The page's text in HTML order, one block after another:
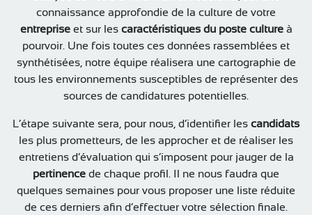
connaissance approfondie de la culture de votre
entrepriseet sur les caractéristiques du poste cultureà
pourvoir. Une fois toutes ces données rassemblées et
synthétisées, notre équipe réalisera une cartographie de
tous les environnements susceptibles de représenter des
sources de candidatures potentielles.
L’étape suivante sera, pour nous, d’identifier les candidats
les plus prometteurs, de les approcher et de réaliser les
entretiens d’évaluation qui s’imposent pour jauger de la
pertinence de chaque profil. Il ne nous faudra que
quelques semaines pour vous proposer une liste réduite
de ces derniers afin d’effectuer votre sélection finale.